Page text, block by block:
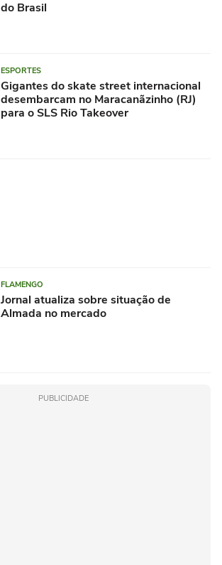
do Brasil
ESPORTES
Gigantes do skate street internacional
desembarcam no Maracanãzinho (RJ)
para o SLS Rio Takeover
FLAMENGO
Jornal atualiza sobre situação de
Almada no mercado
PUBLICIDADE